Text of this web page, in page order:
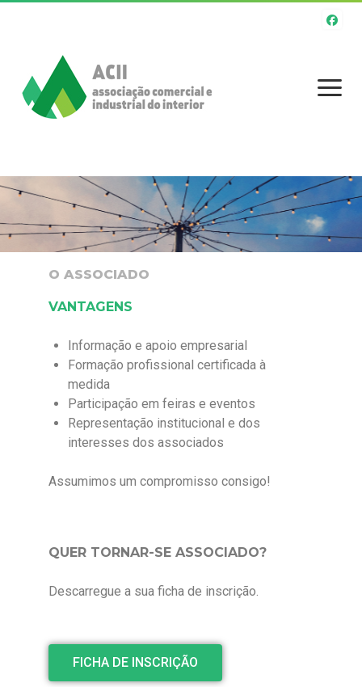
A Associação
Atividades
Serviços
O Associado
Apoios e Incentivos
Formação Gratuita
Ligações úteis
Serviços
O ASSOCIADO
VANTAGENS
Informação e apoio empresarial
Formação profissional certificada à
medida
Participação em feiras e eventos
Representação institucional e dos
interesses dos associados
Assumimos um compromisso consigo!
QUER TORNAR-SE ASSOCIADO?
Descarregue a sua ficha de inscrição.
FICHA DE INSCRIÇÃO